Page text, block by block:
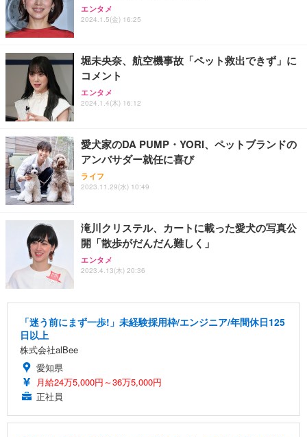
エンタメ
2024.1.5(金) 16:25
堀未央奈、航空機事故「ペット救出できず」に
コメント
エンタメ
2024.1.4(木) 16:12
愛犬家のDA PUMP・YORI、ペットブランドの
アンバサダー就任に喜び
ライフ
2023.11.29(水) 10:49
滝川クリステル、カートに載った愛犬の写真公
開「散歩がだんだん難しく」
エンタメ
2023.4.13(木) 20:36
「迷う前にまず一歩!」未経験採用枠/エンジニア/年間休日125
日以上
株式会社alBee
愛知県
月給24万5,000円～36万5,000円
正社員